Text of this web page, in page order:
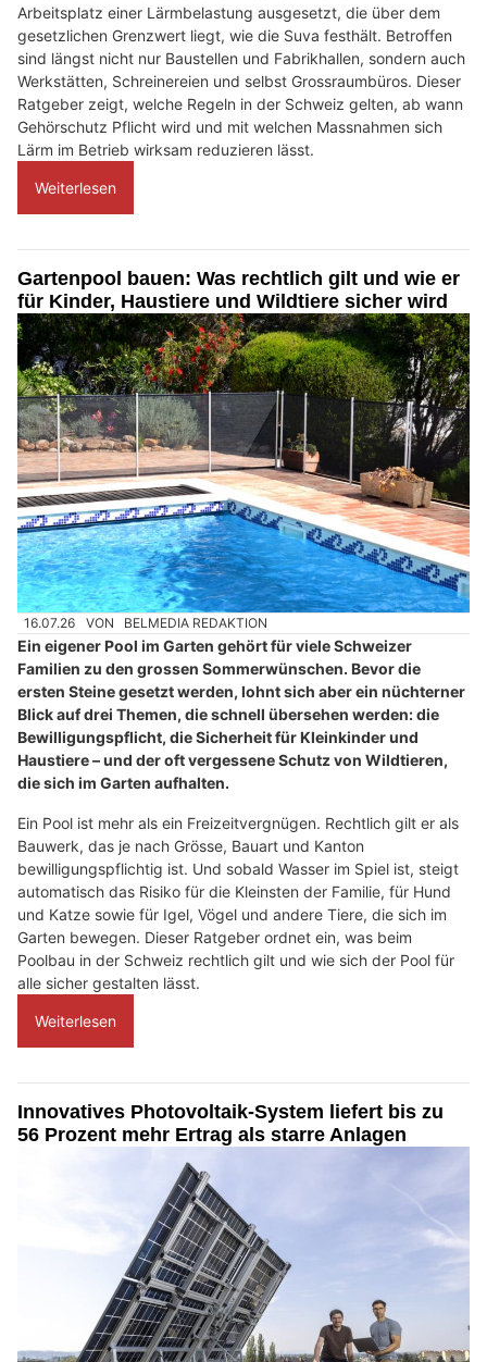
Arbeitsplatz einer Lärmbelastung ausgesetzt, die über dem
gesetzlichen Grenzwert liegt, wie die Suva festhält. Betroffen
sind längst nicht nur Baustellen und Fabrikhallen, sondern auch
Werkstätten, Schreinereien und selbst Grossraumbüros. Dieser
Ratgeber zeigt, welche Regeln in der Schweiz gelten, ab wann
Gehörschutz Pflicht wird und mit welchen Massnahmen sich
Lärm im Betrieb wirksam reduzieren lässt.
Weiterlesen
Gartenpool bauen: Was rechtlich gilt und wie er
für Kinder, Haustiere und Wildtiere sicher wird
16.07.26 VON BELMEDIA REDAKTION
Ein eigener Pool im Garten gehört für viele Schweizer
Familien zu den grossen Sommerwünschen. Bevor die
ersten Steine gesetzt werden, lohnt sich aber ein nüchterner
Blick auf drei Themen, die schnell übersehen werden: die
Bewilligungspflicht, die Sicherheit für Kleinkinder und
Haustiere – und der oft vergessene Schutz von Wildtieren,
die sich im Garten aufhalten.
Ein Pool ist mehr als ein Freizeitvergnügen. Rechtlich gilt er als
Bauwerk, das je nach Grösse, Bauart und Kanton
bewilligungspflichtig ist. Und sobald Wasser im Spiel ist, steigt
automatisch das Risiko für die Kleinsten der Familie, für Hund
und Katze sowie für Igel, Vögel und andere Tiere, die sich im
Garten bewegen. Dieser Ratgeber ordnet ein, was beim
Poolbau in der Schweiz rechtlich gilt und wie sich der Pool für
alle sicher gestalten lässt.
Weiterlesen
Innovatives Photovoltaik-System liefert bis zu
56 Prozent mehr Ertrag als starre Anlagen